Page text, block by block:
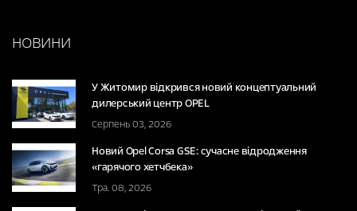
НОВИНИ
У Житомир відкрився новий концептуальний
дилерський центр OPEL
Серпень 03, 2026
Новий Opel Corsa GSE: сучасне відродження
«гарячого хетчбека»
Тра. 08, 2026